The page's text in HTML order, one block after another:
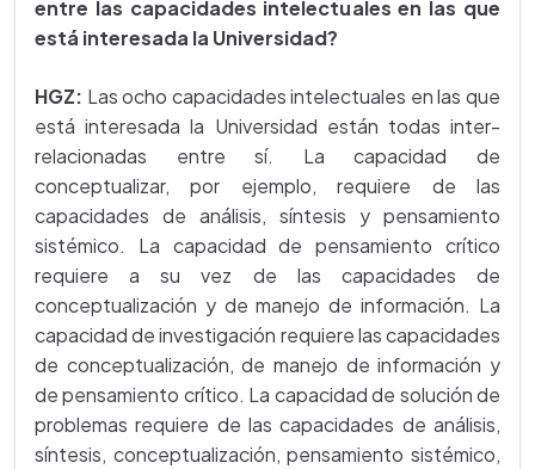
entre las capacidades intelectuales en las que
está interesada la Universidad?
HGZ: Las ocho capacidades intelectuales en las que
está interesada la Universidad están todas inter-
relacionadas entre sí. La capacidad de
conceptualizar, por ejemplo, requiere de las
capacidades de análisis, síntesis y pensamiento
sistémico. La capacidad de pensamiento crítico
requiere a su vez de las capacidades de
conceptualización y de manejo de información. La
capacidad de investigación requiere las capacidades
de conceptualización, de manejo de información y
de pensamiento crítico. La capacidad de solución de
problemas requiere de las capacidades de análisis,
síntesis, conceptualización, pensamiento sistémico,